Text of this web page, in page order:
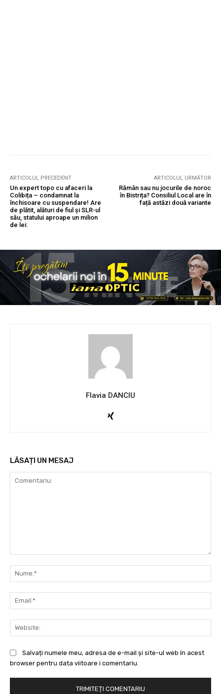
ARTICOLUL PRECEDENT
Un expert topo cu afaceri la
Colibița – condamnat la
închisoare cu suspendare! Are
de plătit, alături de fiul și SLR-ul
său, statului aproape un milion
de lei:
ARTICOLUL URMĂTOR
Rămân sau nu jocurile de noroc
în Bistrița? Consiliul Local are în
față astăzi două variante
Flavia DANCIU
LĂSAȚI UN MESAJ
Salvați numele meu, adresa de e-mail și site-ul web în acest
browser pentru data viitoare i comentariu.